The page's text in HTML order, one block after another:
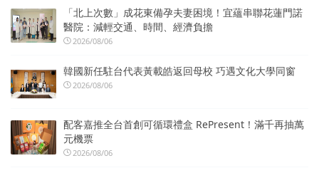
「北上次數」成花東備孕夫妻困境！宜蘊串聯花蓮門諾
醫院：減輕交通、時間、經濟負擔
2026/08/06
韓國新任駐台代表黃載皓返回母校 巧遇文化大學同窗
2026/08/06
配客嘉推全台首創可循環禮盒 RePresent！滿千再抽萬
元機票
2026/08/06